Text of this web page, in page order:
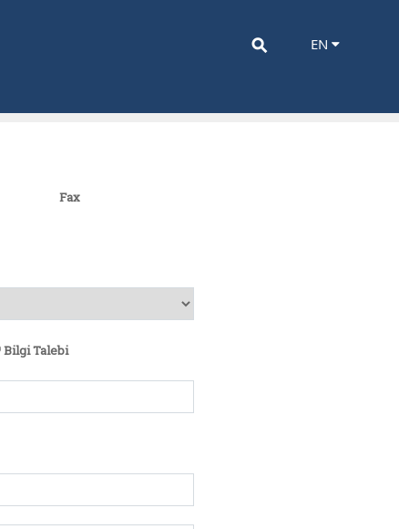
EN
⚲
Fax
Bilgi Talebi